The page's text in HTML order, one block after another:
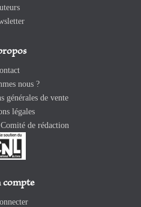
nous ?
générales de vente
légales
de rédaction